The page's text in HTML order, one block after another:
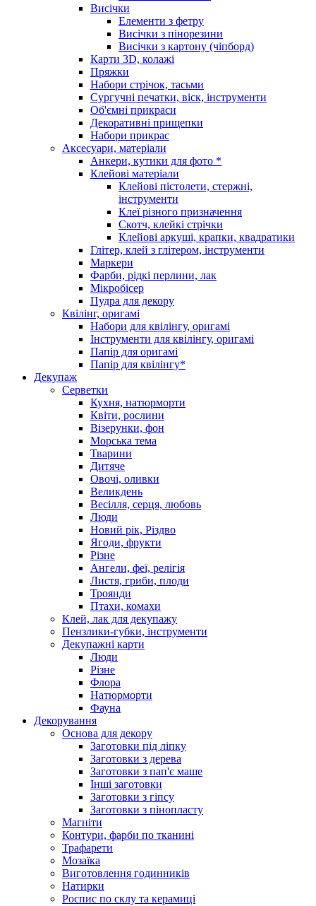
Висічки
Елементи з фетру
Висічки з пінорезини
Висічки з картону (чіпборд)
Карти 3D, колажі
Пряжки
Набори стрічок, тасьми
Сургучні печатки, віск, інструменти
Об'ємні прикраси
Декоративні прищепки
Набори прикрас
Аксесуари, матеріали
Анкери, кутики для фото *
Клейові матеріали
Клейові пістолети, стержні,
інструменти
Клеї різного призначення
Скотч, клейкі стрічки
Клейові аркуші, крапки, квадратики
Глітер, клей з глітером, інструменти
Маркери
Фарби, рідкі перлини, лак
Мікробісер
Пудра для декору
Квілінг, оригамі
Набори для квілінгу, оригамі
Інструменти для квілінгу, оригамі
Папір для оригамі
Папір для квілінгу*
Декупаж
Серветки
Кухня, натюрморти
Квіти, рослини
Візерунки, фон
Морська тема
Тварини
Дитяче
Овочі, оливки
Великдень
Весілля, серця, любовь
Люди
Новий рік, Різдво
Ягоди, фрукти
Різне
Ангели, феї, релігія
Листя, гриби, плоди
Троянди
Птахи, комахи
Клей, лак для декупажу
Пензлики-губки, інструменти
Декупажні карти
Люди
Різне
Флора
Натюрморти
Фауна
Декорування
Основа для декору
Заготовки під ліпку
Заготовки з дерева
Заготовки з пап'є маше
Інші заготовки
Заготовки з гіпсу
Заготовки з пінопласту
Магніти
Контури, фарби по тканині
Трафарети
Мозаїка
Виготовлення годинників
Натирки
Роспис по склу та керамиці